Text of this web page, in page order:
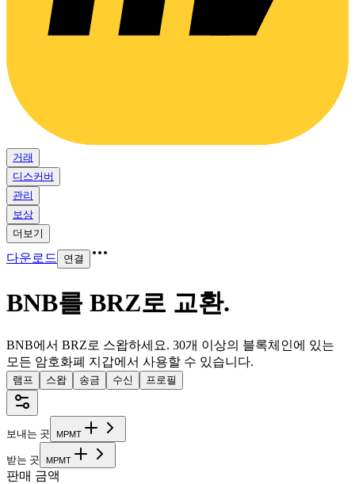
거래
디스커버
관리
보상
더보기
다운로드 연결
BNB를 BRZ로 교환.
BNB에서 BRZ로 스왑하세요. 30개 이상의 블록체인에 있는
모든 암호화폐 지갑에서 사용할 수 있습니다.
램프 스왑 송금 수신 프로필
보내는 곳 MPMT
받는 곳 MPMT
판매 금액